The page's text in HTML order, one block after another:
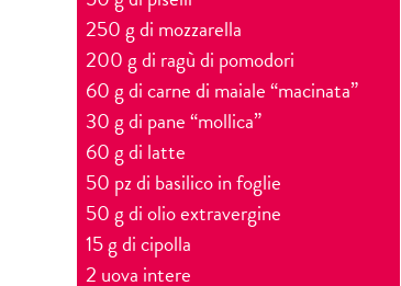
250 g di mozzarella
200 g di ragù di pomodori
60 g di carne di maiale “macinata”
30 g di pane “mollica”
60 g di latte
50 pz di basilico in foglie
50 g di olio extravergine
15 g di cipolla
2 uova intere